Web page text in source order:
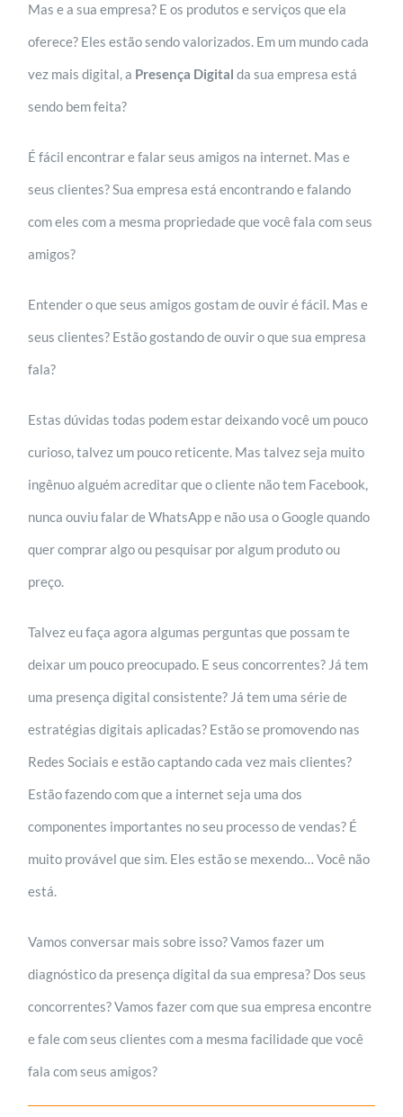
Mas e a sua empresa? E os produtos e serviços que ela
oferece? Eles estão sendo valorizados. Em um mundo cada
vez mais digital, a Presença Digital da sua empresa está
sendo bem feita?
É fácil encontrar e falar seus amigos na internet. Mas e
seus clientes? Sua empresa está encontrando e falando
com eles com a mesma propriedade que você fala com seus
amigos?
Entender o que seus amigos gostam de ouvir é fácil. Mas e
seus clientes? Estão gostando de ouvir o que sua empresa
fala?
Estas dúvidas todas podem estar deixando você um pouco
curioso, talvez um pouco reticente. Mas talvez seja muito
ingênuo alguém acreditar que o cliente não tem Facebook,
nunca ouviu falar de WhatsApp e não usa o Google quando
quer comprar algo ou pesquisar por algum produto ou
preço.
Talvez eu faça agora algumas perguntas que possam te
deixar um pouco preocupado. E seus concorrentes? Já tem
uma presença digital consistente? Já tem uma série de
estratégias digitais aplicadas? Estão se promovendo nas
Redes Sociais e estão captando cada vez mais clientes?
Estão fazendo com que a internet seja uma dos
componentes importantes no seu processo de vendas? É
muito provável que sim. Eles estão se mexendo… Você não
está.
Vamos conversar mais sobre isso? Vamos fazer um
diagnóstico da presença digital da sua empresa? Dos seus
concorrentes? Vamos fazer com que sua empresa encontre
e fale com seus clientes com a mesma facilidade que você
fala com seus amigos?